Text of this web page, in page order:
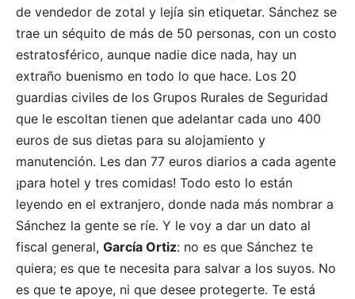
de vendedor de zotal y lejía sin etiquetar. Sánchez se
trae un séquito de más de 50 personas, con un costo
estratosférico, aunque nadie dice nada, hay un
extraño buenismo en todo lo que hace. Los 20
guardias civiles de los Grupos Rurales de Seguridad
que le escoltan tienen que adelantar cada uno 400
euros de sus dietas para su alojamiento y
manutención. Les dan 77 euros diarios a cada agente
¡para hotel y tres comidas! Todo esto lo están
leyendo en el extranjero, donde nada más nombrar a
Sánchez la gente se ríe. Y le voy a dar un dato al
fiscal general, García Ortiz: no es que Sánchez te
quiera; es que te necesita para salvar a los suyos. No
es que te apoye, ni que desee protegerte. Te está